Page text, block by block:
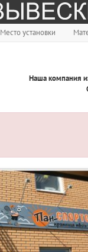
Место установки
Наша компания